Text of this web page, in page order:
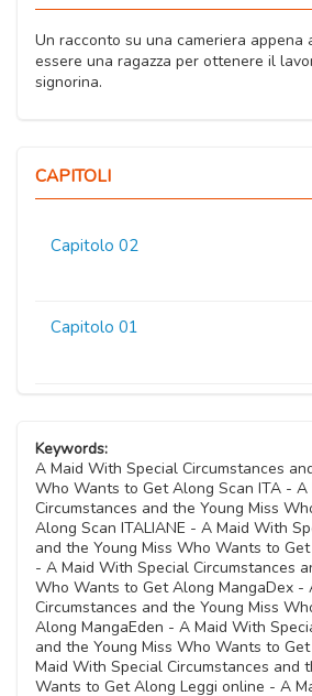
Un racconto su una cameriera appena
essere una ragazza per ottenere il
signorina.
CAPITOLI
Capitolo 02
Capitolo 01
Keywords:
A Maid With Special Circumstances
Who Wants to Get Along Scan ITA -
Circumstances and the Young Miss
Along Scan ITALIANE - A Maid With
and the Young Miss Who Wants to
- A Maid With Special Circumstances
Who Wants to Get Along MangaDex -
Circumstances and the Young Miss
Along MangaEden - A Maid With
and the Young Miss Who Wants to
Maid With Special Circumstances and
Wants to Get Along Leggi online - A